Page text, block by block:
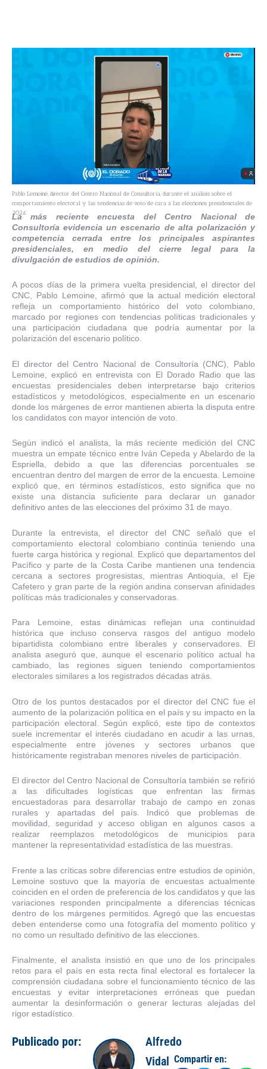
Pablo Lemoine, director del Centro Nacional de Consultoría, durante el análisis sobre el
comportamiento electoral y las tendencias de voto de cara a las elecciones presidenciales de
2026.
La más reciente encuesta del Centro Nacional de
Consultoría evidencia un escenario de alta polarización y
competencia cerrada entre los principales aspirantes
presidenciales, en medio del cierre legal para la
divulgación de estudios de opinión.
A pocos días de la primera vuelta presidencial, el director del
CNC, Pablo Lemoine, afirmó que la actual medición electoral
refleja un comportamiento histórico del voto colombiano,
marcado por regiones con tendencias políticas tradicionales y
una participación ciudadana que podría aumentar por la
polarización del escenario político.
El director del Centro Nacional de Consultoría (CNC), Pablo
Lemoine, explicó en entrevista con El Dorado Radio que las
encuestas presidenciales deben interpretarse bajo criterios
estadísticos y metodológicos, especialmente en un escenario
donde los márgenes de error mantienen abierta la disputa entre
los candidatos con mayor intención de voto.
Según indicó el analista, la más reciente medición del CNC
muestra un empate técnico entre Iván Cepeda y Abelardo de la
Espriella, debido a que las diferencias porcentuales se
encuentran dentro del margen de error de la encuesta. Lemoine
explicó que, en términos estadísticos, esto significa que no
existe una distancia suficiente para declarar un ganador
definitivo antes de las elecciones del próximo 31 de mayo.
Durante la entrevista, el director del CNC señaló que el
comportamiento electoral colombiano continúa teniendo una
fuerte carga histórica y regional. Explicó que departamentos del
Pacífico y parte de la Costa Caribe mantienen una tendencia
cercana a sectores progresistas, mientras Antioquia, el Eje
Cafetero y gran parte de la región andina conservan afinidades
políticas más tradicionales y conservadoras.
Para Lemoine, estas dinámicas reflejan una continuidad
histórica que incluso conserva rasgos del antiguo modelo
bipartidista colombiano entre liberales y conservadores. El
analista aseguró que, aunque el escenario político actual ha
cambiado, las regiones siguen teniendo comportamientos
electorales similares a los registrados décadas atrás.
Otro de los puntos destacados por el director del CNC fue el
aumento de la polarización política en el país y su impacto en la
participación electoral. Según explicó, este tipo de contextos
suele incrementar el interés ciudadano en acudir a las urnas,
especialmente entre jóvenes y sectores urbanos que
históricamente registraban menores niveles de participación.
El director del Centro Nacional de Consultoría también se refirió
a las dificultades logísticas que enfrentan las firmas
encuestadoras para desarrollar trabajo de campo en zonas
rurales y apartadas del país. Indicó que problemas de
movilidad, seguridad y acceso obligan en algunos casos a
realizar reemplazos metodológicos de municipios para
mantener la representatividad estadística de las muestras.
Frente a las críticas sobre diferencias entre estudios de opinión,
Lemoine sostuvo que la mayoría de encuestas actualmente
coinciden en el orden de preferencia de los candidatos y que las
variaciones responden principalmente a diferencias técnicas
dentro de los márgenes permitidos. Agregó que las encuestas
deben entenderse como una fotografía del momento político y
no como un resultado definitivo de las elecciones.
Finalmente, el analista insistió en que uno de los principales
retos para el país en esta recta final electoral es fortalecer la
comprensión ciudadana sobre el funcionamiento técnico de las
encuestas y evitar interpretaciones erróneas que puedan
aumentar la desinformación o generar lecturas alejadas del
rigor estadístico.
Publicado por:
Alfredo
Vidal Compartir en: